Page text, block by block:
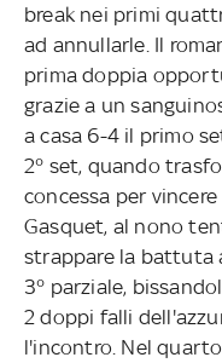
break nei primi
ad annullarle. Il
prima doppia
grazie a un
a casa 6-4 il primo
2° set, quando
concessa per
Gasquet, al nono
strappare la battuta
3° parziale,
2 doppi falli
l'incontro. Nel